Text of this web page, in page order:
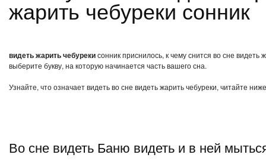
жарить чебуреки сонник
видеть жарить чебурекисонник приснилось, к чему снится во сне
выберите букву, на которую начинается часть вашего сна.
Узнайте, что означает видеть во сне видеть жарить чебуреки, читайте
Во сне видеть Баню видеть и в ней